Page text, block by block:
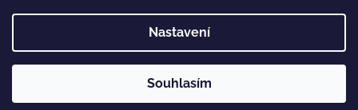
Nastavení
Souhlasím
ve Vestci (kousek za Prahou) – nožky změříme a poradíme s